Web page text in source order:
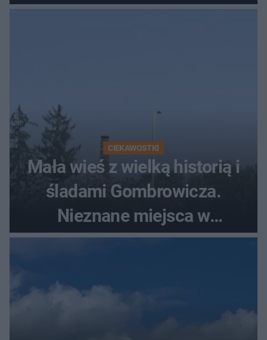
szczyt Gór Świętokrzyskich
CIEKAWOSTKI
Mała wieś z wielką historią i
śladami Gombrowicza.
Nieznane miejsca w
Świętokrzyskiem